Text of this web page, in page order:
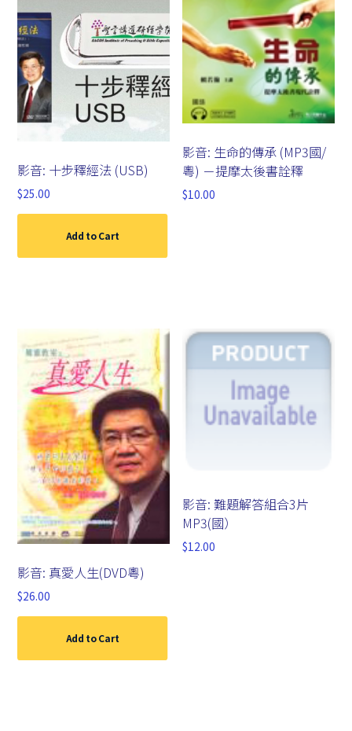
影音: 十步釋經法 (USB)
$25.00
Add to Cart
影音: 生命的傳承 (MP3國/
粵) －提摩太後書詮釋
$10.00
影音: 真愛人生(DVD粵)
$26.00
Add to Cart
影音: 難題解答組合3片
MP3(國）
$12.00